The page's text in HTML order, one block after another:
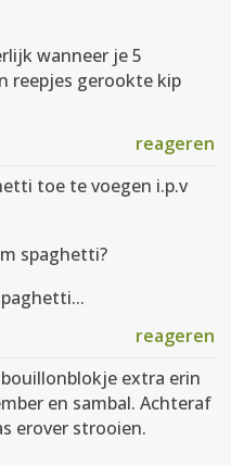
wanneer je 5
reepjes gerookte kip
reageren
toe te voegen i.p.v
spaghetti?
reageren
extra erin
en sambal. Achteraf
erover strooien.